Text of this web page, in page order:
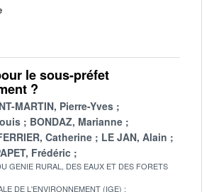
le sous-préfet
?
MARTIN, Pierre-Yves
BONDAZ, Marianne
Catherine
LE JAN, Alain
Frédéric
GENIE RURAL, DES EAUX ET DES FORETS
DE L'ENVIRONNEMENT (IGE)